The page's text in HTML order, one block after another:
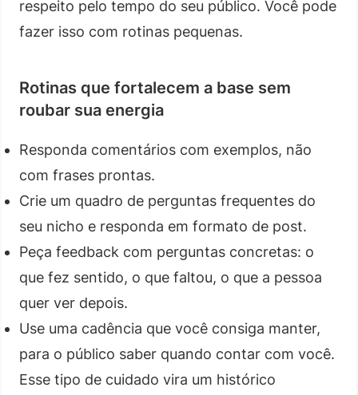
respeito pelo tempo do seu público. Você pode
fazer isso com rotinas pequenas.
Rotinas que fortalecem a base sem
roubar sua energia
Responda comentários com exemplos, não
com frases prontas.
Crie um quadro de perguntas frequentes do
seu nicho e responda em formato de post.
Peça feedback com perguntas concretas: o
que fez sentido, o que faltou, o que a pessoa
quer ver depois.
Use uma cadência que você consiga manter,
para o público saber quando contar com você.
Esse tipo de cuidado vira um histórico